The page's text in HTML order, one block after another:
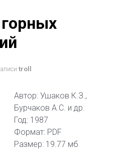
troll
Автор: Ушаков К.З.,
Бурчаков А.С. и др.
Год: 1987
Формат: PDF
Размер: 19.77 мб